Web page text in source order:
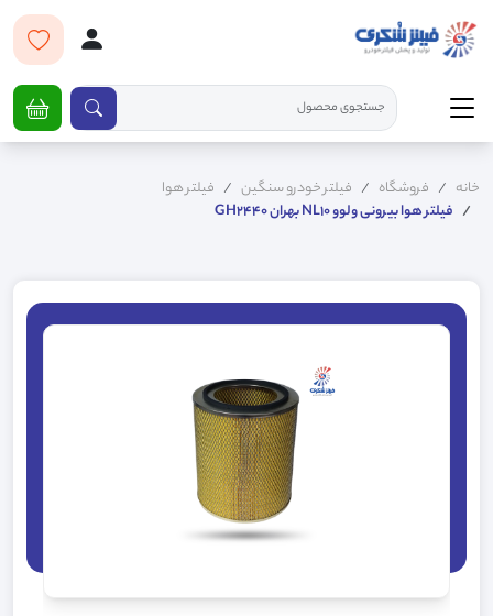
خانه فروشگاه فیلتر خودرو سنگین
فیلتر هوا
فیلتر هوا بیرونی ولوو NL10 بهران GH2440